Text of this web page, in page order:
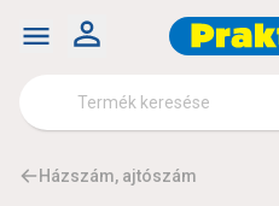
Házszám, ajtószám